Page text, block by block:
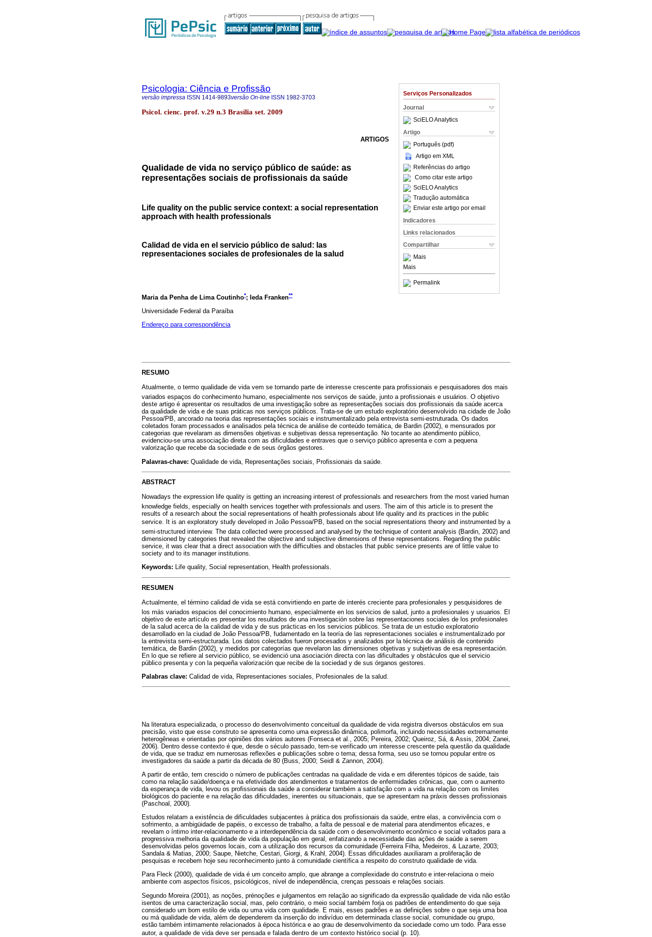
Serviços Personalizados
Journal
SciELO Analytics
Artigo
Português (pdf)
Artigo em XML
Referências do artigo
Como citar este artigo
SciELO Analytics
Tradução automática
Enviar este artigo por email
Indicadores
Links relacionados
Compartilhar
Mais
Mais
Permalink
Psicologia: Ciência e Profissão
versão impressa ISSN 1414-9893versão On-line ISSN 1982-3703
Psicol. cienc. prof. v.29 n.3 Brasília set. 2009
ARTIGOS
Qualidade de vida no serviço público de saúde: as
representações sociais de profissionais da saúde
Life quality on the public service context: a social representation
approach with health professionals
Calidad de vida en el servicio público de salud: las
representaciones sociales de profesionales de la salud
Maria da Penha de Lima Coutinho*; Ieda Franken**
Universidade Federal da Paraíba
Endereço para correspondência
RESUMO
Atualmente, o termo qualidade de vida vem se tornando parte de interesse crescente para profissionais e pesquisadores dos mais
variados espaços do conhecimento humano, especialmente nos serviços de saúde, junto a profissionais e usuários. O objetivo
deste artigo é apresentar os resultados de uma investigação sobre as representações sociais dos profissionais da saúde acerca
da qualidade de vida e de suas práticas nos serviços públicos. Trata-se de um estudo exploratório desenvolvido na cidade de João
Pessoa/PB, ancorado na teoria das representações sociais e instrumentalizado pela entrevista semi-estruturada. Os dados
coletados foram processados e analisados pela técnica de análise de conteúdo temática, de Bardin (2002), e mensurados por
categorias que revelaram as dimensões objetivas e subjetivas dessa representação. No tocante ao atendimento público,
evidenciou-se uma associação direta com as dificuldades e entraves que o serviço público apresenta e com a pequena
valorização que recebe da sociedade e de seus órgãos gestores.
Palavras-chave: Qualidade de vida, Representações sociais, Profissionais da saúde.
ABSTRACT
Nowadays the expression life quality is getting an increasing interest of professionals and researchers from the most varied human
knowledge fields, especially on health services together with professionals and users. The aim of this article is to present the
results of a research about the social representations of health professionals about life quality and its practices in the public
service. It is an exploratory study developed in João Pessoa/PB, based on the social representations theory and instrumented by a
semi-structured interview. The data collected were processed and analysed by the technique of content analysis (Bardin, 2002) and
dimensioned by categories that revealed the objective and subjective dimensions of these representations. Regarding the public
service, it was clear that a direct association with the difficulties and obstacles that public service presents are of little value to
society and to its manager institutions.
Keywords: Life quality, Social representation, Health professionals.
RESUMEN
Actualmente, el término calidad de vida se está convirtiendo en parte de interés creciente para profesionales y pesquisidores de
los más variados espacios del conocimiento humano, especialmente en los servicios de salud, junto a profesionales y usuarios. El
objetivo de este artículo es presentar los resultados de una investigación sobre las representaciones sociales de los profesionales
de la salud acerca de la calidad de vida y de sus prácticas en los servicios públicos. Se trata de un estudio exploratorio
desarrollado en la ciudad de João Pessoa/PB, fudamentado en la teoría de las representaciones sociales e instrumentalizado por
la entrevista semi-estructurada. Los datos colectados fueron procesados y analizados por la técnica de análisis de contenido
temática, de Bardin (2002), y medidos por categorías que revelaron las dimensiones objetivas y subjetivas de esa representación.
En lo que se refiere al servicio público, se evidenció una asociación directa con las dificultades y obstáculos que el servicio
público presenta y con la pequeña valorización que recibe de la sociedad y de sus órganos gestores.
Palabras clave: Calidad de vida, Representaciones sociales, Profesionales de la salud.
Na literatura especializada, o processo do desenvolvimento conceitual da qualidade de vida registra diversos obstáculos em sua
precisão, visto que esse construto se apresenta como uma expressão dinâmica, polimorfa, incluindo necessidades extremamente
heterogêneas e orientadas por opiniões dos vários autores (Fonseca et al., 2005; Pereira, 2002; Queiroz, Sá, & Assis, 2004; Zanei,
2006). Dentro desse contexto é que, desde o século passado, tem-se verificado um interesse crescente pela questão da qualidade
de vida, que se traduz em numerosas reflexões e publicações sobre o tema; dessa forma, seu uso se tornou popular entre os
investigadores da saúde a partir da década de 80 (Buss, 2000; Seidl & Zannon, 2004).
A partir de então, tem crescido o número de publicações centradas na qualidade de vida e em diferentes tópicos de saúde, tais
como na relação saúde/doença e na efetividade dos atendimentos e tratamentos de enfermidades crônicas, que, com o aumento
da esperança de vida, levou os profissionais da saúde a considerar também a satisfação com a vida na relação com os limites
biológicos do paciente e na relação das dificuldades, inerentes ou situacionais, que se apresentam na práxis desses profissionais
(Paschoal, 2000).
Estudos relatam a existência de dificuldades subjacentes à prática dos profissionais da saúde, entre elas, a convivência com o
sofrimento, a ambigüidade de papéis, o excesso de trabalho, a falta de pessoal e de material para atendimentos eficazes, e
revelam o íntimo inter-relacionamento e a interdependência da saúde com o desenvolvimento econômico e social voltados para a
progressiva melhoria da qualidade de vida da população em geral, enfatizando a necessidade das ações de saúde a serem
desenvolvidas pelos governos locais, com a utilização dos recursos da comunidade (Ferreira Filha, Medeiros, & Lazarte, 2003;
Sandala & Matias, 2000; Saupe, Nietche, Cestari, Giorgi, & Krahl, 2004). Essas dificuldades auxiliaram a proliferação de
pesquisas e recebem hoje seu reconhecimento junto à comunidade científica a respeito do construto qualidade de vida.
Para Fleck (2000), qualidade de vida é um conceito amplo, que abrange a complexidade do construto e inter-relaciona o meio
ambiente com aspectos físicos, psicológicos, nível de independência, crenças pessoais e relações sociais.
Segundo Moreira (2001), as noções, prénoções e julgamentos em relação ao significado da expressão qualidade de vida não estão
isentos de uma caracterização social, mas, pelo contrário, o meio social também forja os padrões de entendimento do que seja
considerado um bom estilo de vida ou uma vida com qualidade. E mais, esses padrões e as definições sobre o que seja uma boa
ou má qualidade de vida, além de dependerem da inserção do indivíduo em determinada classe social, comunidade ou grupo,
estão também intimamente relacionados à época histórica e ao grau de desenvolvimento da sociedade como um todo. Para esse
autor, a qualidade de vida deve ser pensada e falada dentro de um contexto histórico social (p. 10).